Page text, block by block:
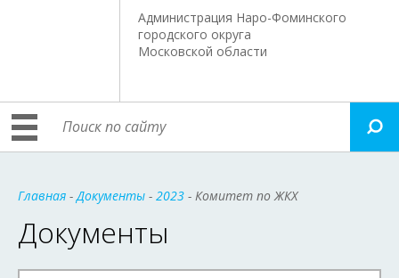
Администрация Наро-Фоминского
городского округа
Московской области
Главная -Документы - 2023 - Комитет по ЖКХ
Документы